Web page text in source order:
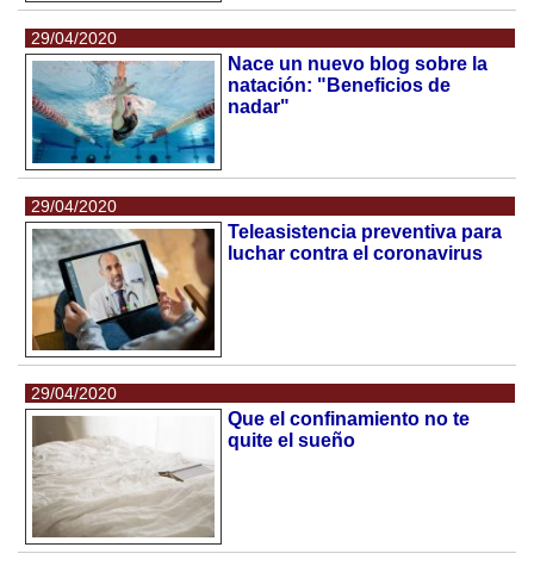
29/04/2020
Nace un nuevo blog sobre la
natación: "Beneficios de
nadar"
29/04/2020
Teleasistencia preventiva para
luchar contra el coronavirus
29/04/2020
Que el confinamiento no te
quite el sueño